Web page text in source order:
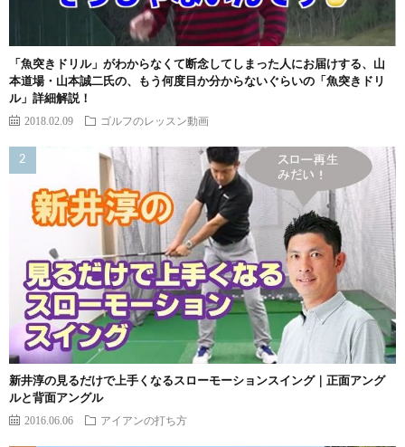
「魚突きドリル」がわからなくて断念してしまった人にお届けする、山
本道場・山本誠二氏の、もう何度目か分からないぐらいの「魚突きドリ
ル」詳細解説！
2018.02.09 ゴルフのレッスン動画
新井淳の見るだけで上手くなるスローモーションスイング｜正面アング
ルと背面アングル
2016.06.06 アイアンの打ち方